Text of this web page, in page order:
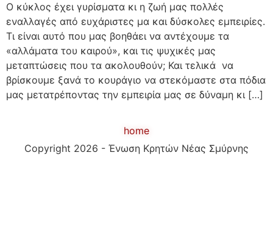
Ο κύκλος έχει γυρίσματα κι η ζωή μας πολλές
εναλλαγές από ευχάριστες μα και δύσκολες εμπειρίες.
Τι είναι αυτό που μας βοηθάει να αντέχουμε τα
«αλλάματα του καιρού», και τις ψυχικές μας
μεταπτώσεις που τα ακολουθούν; Και τελικά να
βρίσκουμε ξανά το κουράγιο να στεκόμαστε στα πόδια
μας μετατρέποντας την εμπειρία μας σε δύναμη κι […]
home
Copyright 2026 - Ένωση Κρητών Νέας Σμύρνης